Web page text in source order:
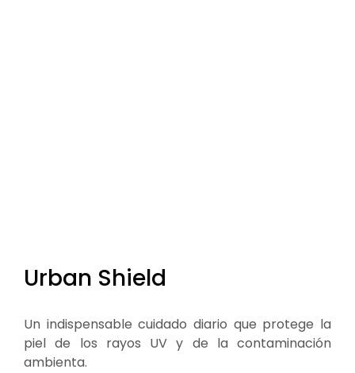
Urban Shield
Un indispensable cuidado diario que protege la
piel de los rayos UV y de la contaminación
ambienta.